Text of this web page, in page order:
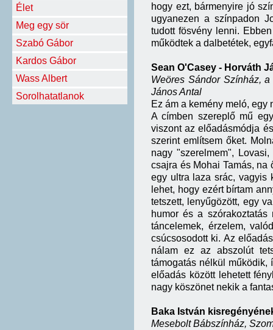
Élet
Meg egy sör
Szabó Gábor
Kardos Gábor
Wass Albert
Sorolhatatlanok
hogy ezt, bármenyire jó
ugyanezen a színpadon
tudott fösvény lenni.
működtek a dalbetétek,
Sean O'Casey - Horváth
Weöres Sándor Színház,
János Antal
Ez ám a kemény meló, egy
A címben szereplő mű
viszont az előadásmódja
szerint említsem őket.
nagy "szerelmem",
csajra és Mohai Tamás, na
egy ultra laza srác, vagyis
lehet, hogy ezért bírtam
tetszett, lenyűgözött, egy
humor és a
táncelemek, érzelem,
csúcsosodott ki. Az
nálam ez az abszolút
támogatás nélkül működik,
előadás között lehetett
nagy köszönet nekik a
Baka István
Mesebolt Bábszínház,